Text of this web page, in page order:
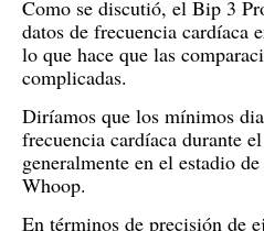
Como se discutió, el Bip 3
datos de frecuencia cardíaca
lo que hace que las
complicadas.
Diríamos que los mínimos
frecuencia cardíaca durante
generalmente en el estadio
Whoop.
En términos de precisión de